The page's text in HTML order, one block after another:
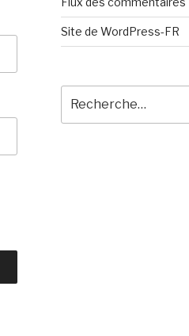
Site de WordPress-FR
pour
: